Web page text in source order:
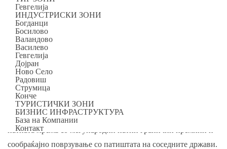
Гевгелија
ИНДУСТРИСКИ ЗОНИ
Богданци
Босилово
Валандово
Василево
Гевгелија
Дојран
Ново Село
Радовиш
Струмица
Конче
ТУРИСТИЧКИ ЗОНИ
БИЗНИС ИНФРАСТРУКТУРА
База на Компании
Контакт
стопанско и сообраќајно значење и нивната изграденост, се
поделени на државни и општински. Според државното,
економското, стопанското и сообраќајното значење, како и
нивото на изграденост, дел од државните патишта се
категоризираат како автопатишта, експресни патишта и
магистрални патишта (А-патишта) и служат за поврзување
на Република Македонија со европскиот патен систем и
одржување континуитет на меѓународната патна мрежа
(меѓународните коридори – Е-патишта) и поврзување на
патната мрежа со меѓународни патни гранични премини и
сообраќајно поврзување со патиштата на соседните држави.